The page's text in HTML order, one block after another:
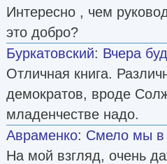
Интересно , чем
это добро?
Буркатовский: Вчера
Отличная книга.
демократов, вроде
младенчестве надо.
Авраменко: Смело мы
На мой взгляд, очень